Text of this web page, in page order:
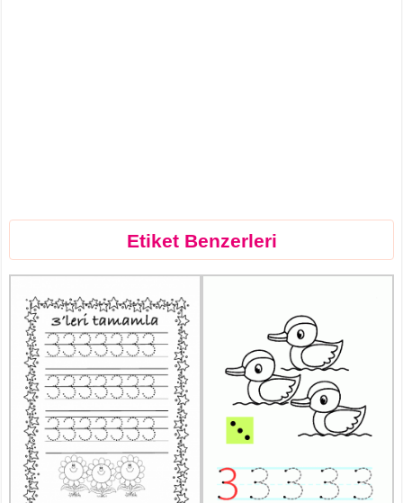
Etiket Benzerleri